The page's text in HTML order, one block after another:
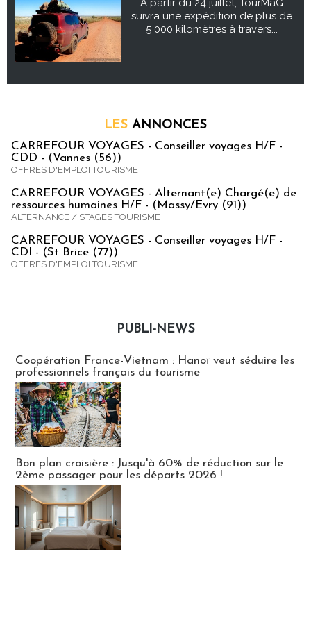
À partir du 24 juillet, TourMaG
suivra une expédition de plus de
5 000 kilomètres à travers...
LES ANNONCES
CARREFOUR VOYAGES - Conseiller voyages H/F -
CDD - (Vannes (56))
OFFRES D'EMPLOI TOURISME
CARREFOUR VOYAGES - Alternant(e) Chargé(e) de
ressources humaines H/F - (Massy/Evry (91))
ALTERNANCE / STAGES TOURISME
CARREFOUR VOYAGES - Conseiller voyages H/F -
CDI - (St Brice (77))
OFFRES D'EMPLOI TOURISME
PUBLI-NEWS
Coopération France-Vietnam : Hanoï veut séduire les
professionnels français du tourisme
Bon plan croisière : Jusqu'à 60% de réduction sur le
2ème passager pour les départs 2026 !